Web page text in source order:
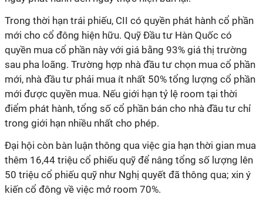
Trong thời hạn trái phiếu, CII có quyền phát hành cổ phần
mới cho cổ đông hiện hữu. Quỹ Đầu tư Hàn Quốc có
quyền mua cổ phần này với giá bằng 93% giá thị trường
sau pha loãng. Trường hợp nhà đầu tư chọn mua cổ phần
mới, nhà đầu tư phải mua ít nhất 50% tổng lượng cổ phần
mới được quyền mua. Nếu giới hạn tỷ lệ room tại thời
điểm phát hành, tổng số cổ phần bán cho nhà đầu tư chỉ
trong giới hạn nhiều nhất cho phép.
Đại hội còn bàn luận thông qua việc gia hạn thời gian mua
thêm 16,44 triệu cổ phiếu quỹ để nâng tổng số lượng lên
50 triệu cổ phiếu quỹ như Nghị quyết đã thông qua; xin ý
kiến cổ đông về việc mở room 70%.